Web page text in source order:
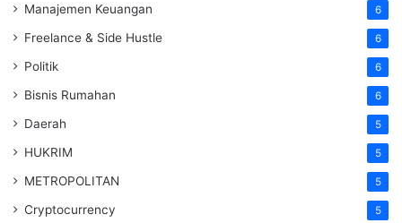
Manajemen Keuangan 6
Freelance & Side Hustle 6
Politik 6
Bisnis Rumahan 6
Daerah 5
HUKRIM 5
METROPOLITAN 5
Cryptocurrency 5